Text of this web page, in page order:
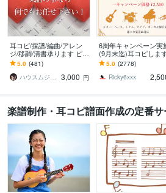
耳コピ/採譜/編曲/アレン
ジ/移調/清書承ります ピア
ノ/歌伴奏/管弦/JAZZアド
リブ/コード譜/マスター譜
5.0 (481)
ハウスムジーク
3,000 円
6周年キャンペーン実
(9月末迄)耳コピします
B譜、ドラム譜可♪ 1パ
トフルコーラス¥2,500
5.0 (2778)
Ricky6xxx
楽譜制作・耳コピ譜面作成の定番サ